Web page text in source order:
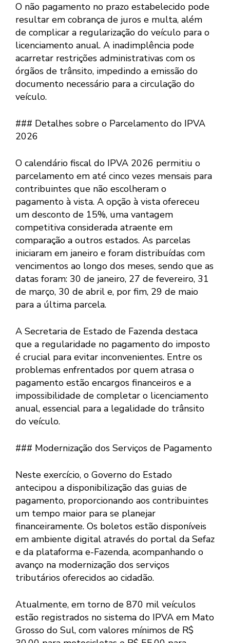
O não pagamento no prazo estabelecido pode
resultar em cobrança de juros e multa, além
de complicar a regularização do veículo para o
licenciamento anual. A inadimplência pode
acarretar restrições administrativas com os
órgãos de trânsito, impedindo a emissão do
documento necessário para a circulação do
veículo.
### Detalhes sobre o Parcelamento do IPVA
2026
O calendário fiscal do IPVA 2026 permitiu o
parcelamento em até cinco vezes mensais para
contribuintes que não escolheram o
pagamento à vista. A opção à vista ofereceu
um desconto de 15%, uma vantagem
competitiva considerada atraente em
comparação a outros estados. As parcelas
iniciaram em janeiro e foram distribuídas com
vencimentos ao longo dos meses, sendo que as
datas foram: 30 de janeiro, 27 de fevereiro, 31
de março, 30 de abril e, por fim, 29 de maio
para a última parcela.
A Secretaria de Estado de Fazenda destaca
que a regularidade no pagamento do imposto
é crucial para evitar inconvenientes. Entre os
problemas enfrentados por quem atrasa o
pagamento estão encargos financeiros e a
impossibilidade de completar o licenciamento
anual, essencial para a legalidade do trânsito
do veículo.
### Modernização dos Serviços de Pagamento
Neste exercício, o Governo do Estado
antecipou a disponibilização das guias de
pagamento, proporcionando aos contribuintes
um tempo maior para se planejar
financeiramente. Os boletos estão disponíveis
em ambiente digital através do portal da Sefaz
e da plataforma e-Fazenda, acompanhando o
avanço na modernização dos serviços
tributários oferecidos ao cidadão.
Atualmente, em torno de 870 mil veículos
estão registrados no sistema do IPVA em Mato
Grosso do Sul, com valores mínimos de R$